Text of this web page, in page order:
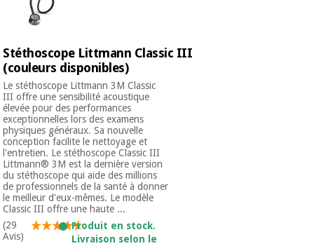
Vétérinaire
Orthopédie
Instruments
chirurgicaux
(déstockage)
Stéthoscope Littmann Classic III
(couleurs disponibles)
Le stéthoscope Littmann 3M Classic
III offre une sensibilité acoustique
élevée pour des performances
exceptionnelles lors des examens
physiques généraux. Sa nouvelle
conception facilite le nettoyage et
l'entretien. Le stéthoscope Classic III
Littmann® 3M est la dernière version
du stéthoscope qui aide des millions
de professionnels de la santé à donner
le meilleur d'eux-mêmes. Le modèle
Classic III offre une haute ...
(29
Avis)
Produit en stock.
Livraison selon le